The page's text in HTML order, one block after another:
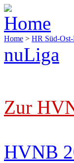
Home > HR Süd-Ost-
nuLiga
Zur
HVNB